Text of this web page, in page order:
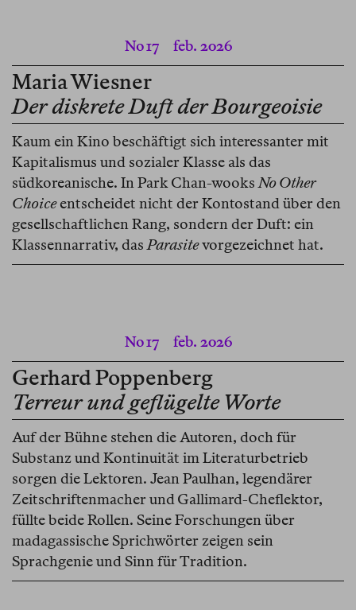
No 17feb. 2026
Maria Wiesner
Der diskrete Duft der Bourgeoisie
Kaum ein Kino beschäftigt sich interessanter mit
Kapitalismus und sozialer Klasse als das
südkoreanische. In Park Chan-wooksNo Other
Choiceentscheidet nicht der Kontostand über den
gesellschaftlichen Rang, sondern der Duft: ein
Klassennarrativ, dasParasitevorgezeichnet hat.
No 17feb. 2026
Gerhard Poppenberg
Terreur und geflügelte Worte
Auf der Bühne stehen die Autoren, doch für
Substanz und Kontinuität im Literaturbetrieb
sorgen die Lektoren. Jean Paulhan, legendärer
Zeitschriftenmacher und Gallimard-Cheflektor,
füllte beide Rollen. Seine Forschungen über
madagassische Sprichwörter zeigen sein
Sprachgenie und Sinn für Tradition.